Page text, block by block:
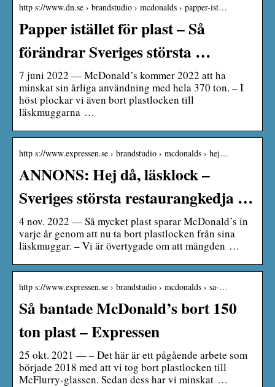
http s://www.dn.se › brandstudio › mcdonalds › papper-ist…
Papper istället för plast – Så
förändrar Sveriges största …
7 juni 2022 — McDonald’s kommer 2022 att ha
minskat sin årliga användning med hela 370 ton. – I
höst plockar vi även bort plastlocken till
läskmuggarna …
http s://www.expressen.se › brandstudio › mcdonalds › hej…
ANNONS: Hej då, läsklock –
Sveriges största restaurangkedja …
4 nov. 2022 — Så mycket plast sparar McDonald’s in
varje år genom att nu ta bort plastlocken från sina
läskmuggar. – Vi är övertygade om att mängden …
http s://www.expressen.se › brandstudio › mcdonalds › sa-…
Så bantade McDonald’s bort 150
ton plast – Expressen
25 okt. 2021 — – Det här är ett pågående arbete som
började 2018 med att vi tog bort plastlocken till
McFlurry-glassen. Sedan dess har vi minskat …